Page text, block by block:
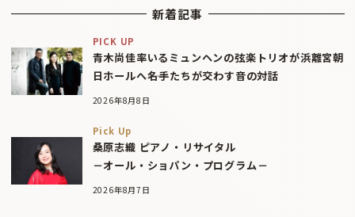
新着記事
PICK UP
青木尚佳率いるミュンヘンの弦楽トリオが浜離宮朝
日ホールへ――名手たちが交わす音の対話
2026年8月8日
Pick Up
桑原志織 ピアノ・リサイタル
－オール・ショパン・プログラム－
2026年8月7日